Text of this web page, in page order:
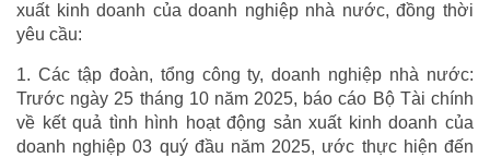
xuất kinh doanh của doanh nghiệp nhà nước, đồng thời
yêu cầu:
1. Các tập đoàn, tổng công ty, doanh nghiệp nhà nước:
Trước ngày 25 tháng 10 năm 2025, báo cáo Bộ Tài chính
về kết quả tình hình hoạt động sản xuất kinh doanh của
doanh nghiệp 03 quý đầu năm 2025, ước thực hiện đến